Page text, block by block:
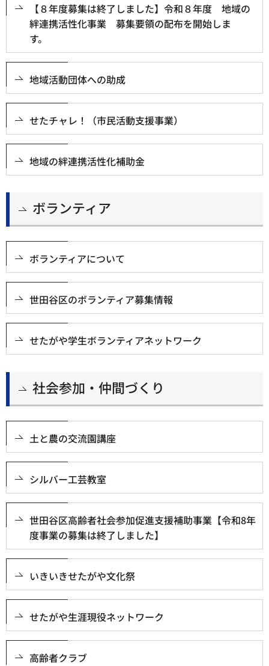
【８年度募集は終了しました】令和８年度 地域の
絆連携活性化事業 募集要領の配布を開始しま
す。
地域活動団体への助成
せたチャレ！（市民活動支援事業）
地域の絆連携活性化補助金
ボランティア
ボランティアについて
世田谷区のボランティア募集情報
せたがや学生ボランティアネットワーク
社会参加・仲間づくり
土と農の交流園講座
シルバー工芸教室
世田谷区高齢者社会参加促進支援補助事業【令和8年
度事業の募集は終了しました】
いきいきせたがや文化祭
せたがや生涯現役ネットワーク
高齢者クラブ